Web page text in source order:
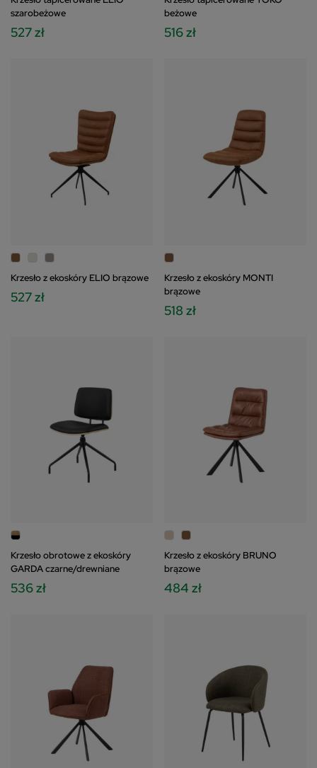
szarobeżowe
527 zł
beżowe
516 zł
Krzesło z ekoskóry ELIO brązowe
527 zł
Krzesło z ekoskóry MONTI
brązowe
518 zł
Krzesło obrotowe z ekoskóry
GARDA czarne/drewniane
536 zł
Krzesło z ekoskóry BRUNO
brązowe
484 zł